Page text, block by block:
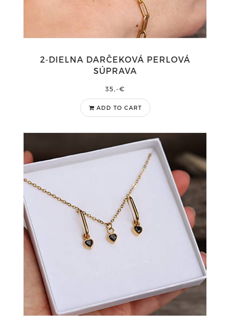
2-DIELNA DARČEKOVÁ PERLOVÁ
SÚPRAVA
35,-€
ADD TO CART